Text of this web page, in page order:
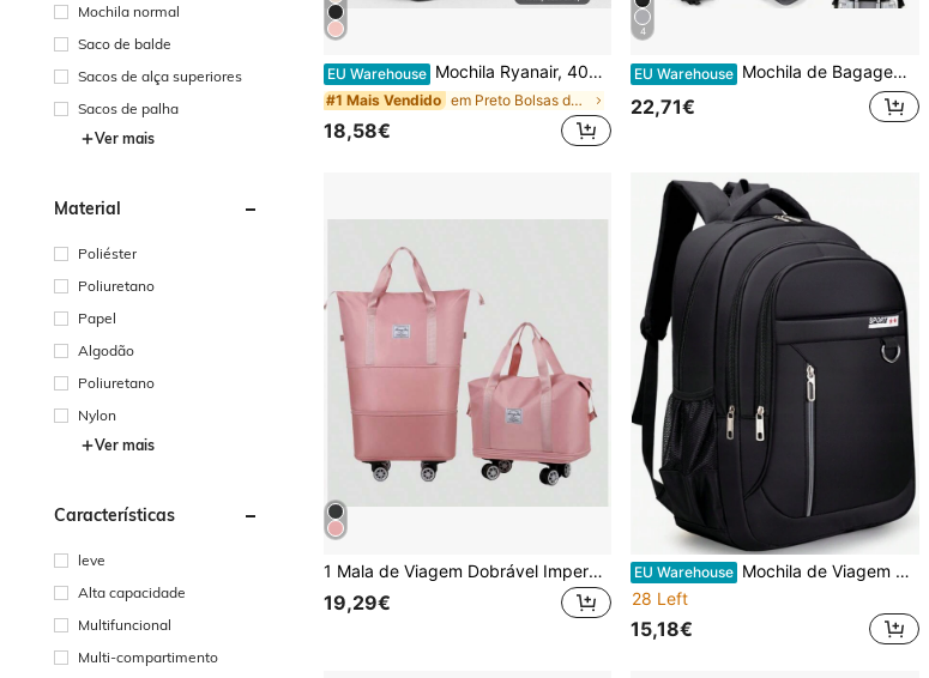
Mochila normal
Saco de balde
Sacos de alça superiores
Sacos de palha
Ver mais
Material
Poliéster
Poliuretano
Papel
Algodão
Poliuretano
Nylon
Ver mais
Características
leve
Alta capacidade
Multifuncional
Multi-compartimento
EU Warehouse Mochila Ryanair, 40cm-30cm-20cm, Últimas Especificações, Grande Capacidade, Compartimento para Portátil, Compartimento para Sapatos, Adequada para Viagens
#1 Mais Vendido em Preto Bolsas de viagem
18,58€
4
EU Warehouse Mochila de Bagagem de Mão Ryanair - 40 x 20 x 25 cm, Mochila de Viagem com Compartimento para Sapatos, Mochila Casual, Mochila Multicompartimento, Portátil
22,71€
1 Mala de Viagem Dobrável Impermeável de Grande Capacidade para Despacho Aéreo, Mala de Viagem Grande com Rodas, Mala Universal para Viagens
19,29€
EU Warehouse Mochila de Viagem para Trabalho, Homem, Grande Capacidade, Viagem, Alta Qualidade, Mochila de Viagem, Grande, Escola, Verão, Portátil
28 Left
15,18€